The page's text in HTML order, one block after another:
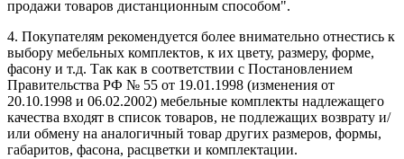
продажи товаров дистанционным способом".
4. Покупателям рекомендуется более внимательно отнестись к
выбору мебельных комплектов, к их цвету, размеру, форме,
фасону и т.д. Так как в соответствии с Постановлением
Правительства РФ № 55 от 19.01.1998 (изменения от
20.10.1998 и 06.02.2002) мебельные комплекты надлежащего
качества входят в список товаров, не подлежащих возврату и/
или обмену на аналогичный товар других размеров, формы,
габаритов, фасона, расцветки и комплектации.